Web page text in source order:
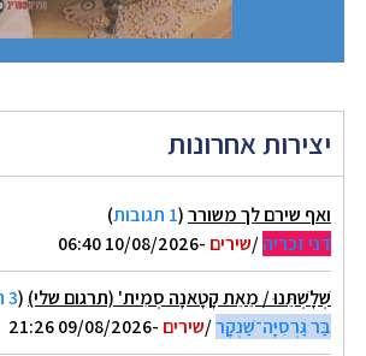
יצירות אחרונות
ואף שירם לך משורר(1 תגובות
)
דני זכריה/שירים -10/08/2026 06:40
שְׁלָשְׁתֵּנוּ / מֵאֵת קָטָאנָה סְמִית' (תרגום שלי) (3 תגובות
בַּר גַּרְסִיָּה־שַׁנְקָר/שירים -09/08/2026 21:26